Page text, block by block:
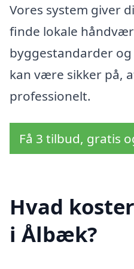
Vores system giver
finde lokale
byggestandarder
kan være sikker på,
professionelt.
Få 3 tilbud, gratis
Hvad
i Ålbæk?